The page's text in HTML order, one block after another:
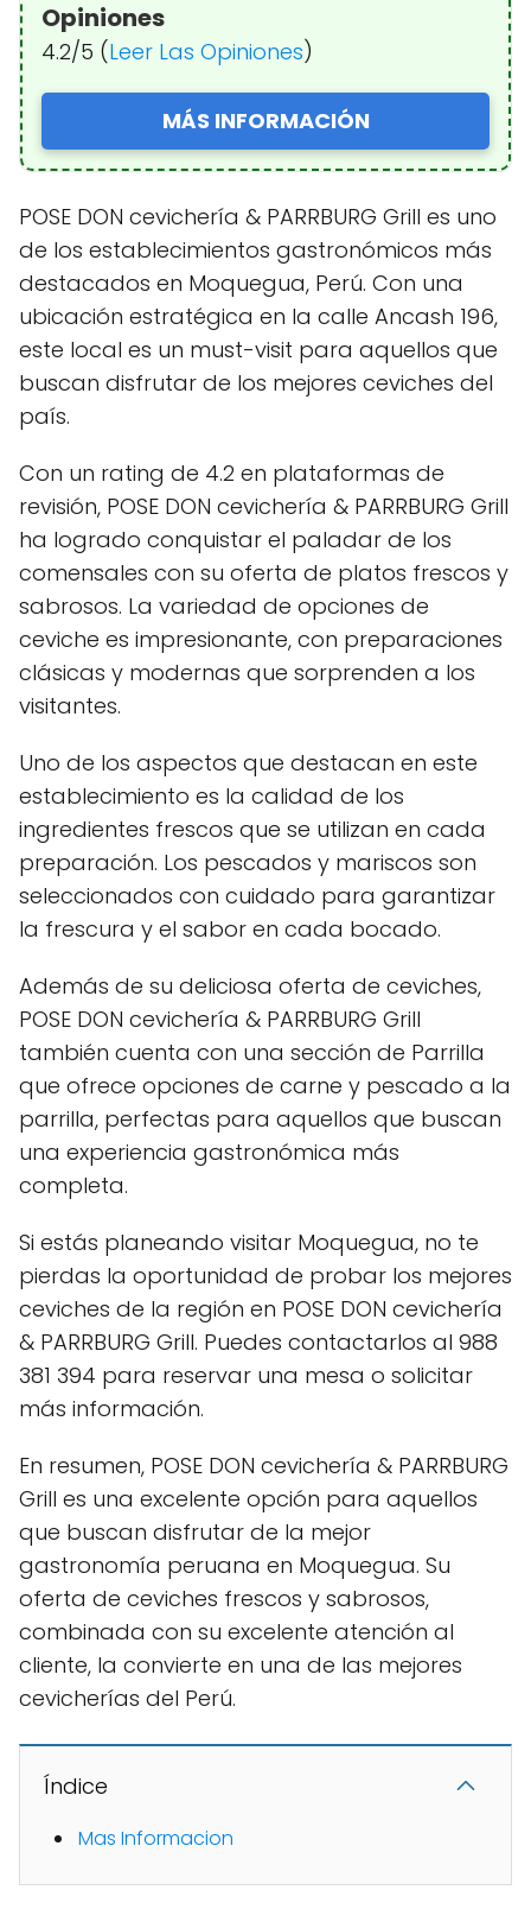
Opiniones
4.2/5 (Leer Las Opiniones)
MÁS INFORMACIÓN
POSE DON cevichería & PARRBURG Grill es uno
de los establecimientos gastronómicos más
destacados en Moquegua, Perú. Con una
ubicación estratégica en la calle Ancash 196,
este local es un must-visit para aquellos que
buscan disfrutar de los mejores ceviches del
país.
Con un rating de 4.2 en plataformas de
revisión, POSE DON cevichería & PARRBURG Grill
ha logrado conquistar el paladar de los
comensales con su oferta de platos frescos y
sabrosos. La variedad de opciones de
ceviche es impresionante, con preparaciones
clásicas y modernas que sorprenden a los
visitantes.
Uno de los aspectos que destacan en este
establecimiento es la calidad de los
ingredientes frescos que se utilizan en cada
preparación. Los pescados y mariscos son
seleccionados con cuidado para garantizar
la frescura y el sabor en cada bocado.
Además de su deliciosa oferta de ceviches,
POSE DON cevichería & PARRBURG Grill
también cuenta con una sección de Parrilla
que ofrece opciones de carne y pescado a la
parrilla, perfectas para aquellos que buscan
una experiencia gastronómica más
completa.
Si estás planeando visitar Moquegua, no te
pierdas la oportunidad de probar los mejores
ceviches de la región en POSE DON cevichería
& PARRBURG Grill. Puedes contactarlos al 988
381 394 para reservar una mesa o solicitar
más información.
En resumen, POSE DON cevichería & PARRBURG
Grill es una excelente opción para aquellos
que buscan disfrutar de la mejor
gastronomía peruana en Moquegua. Su
oferta de ceviches frescos y sabrosos,
combinada con su excelente atención al
cliente, la convierte en una de las mejores
cevicherías del Perú.
Índice
Mas Informacion